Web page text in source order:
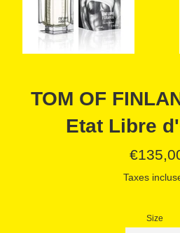
TOM OF
Etat Libre
Prix
Taxes
Size